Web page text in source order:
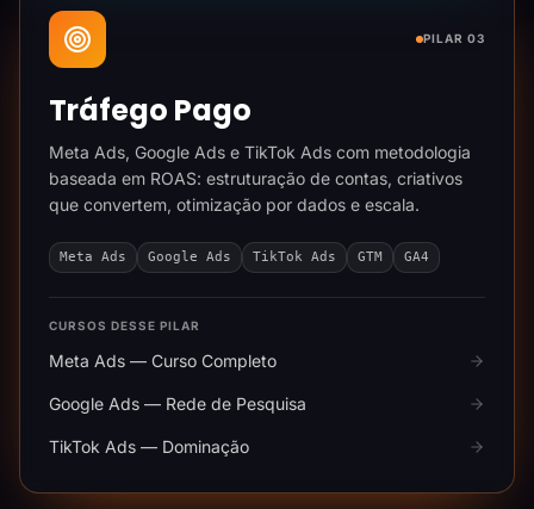
PILAR 03
Tráfego Pago
Meta Ads, Google Ads e TikTok Ads com metodologia
baseada em ROAS: estruturação de contas, criativos
que convertem, otimização por dados e escala.
Meta Ads Google Ads TikTok Ads GTM GA4
CURSOS DESSE PILAR
Meta Ads — Curso Completo
Google Ads — Rede de Pesquisa
TikTok Ads — Dominação